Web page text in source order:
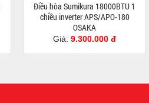
Điều hòa Sumikura 18000BTU 1
chiều inverter APS/APO-180
OSAKA
Giá: 9.300.000 đ